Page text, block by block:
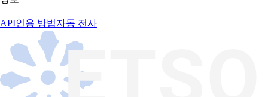
API인용 방법자동 전사